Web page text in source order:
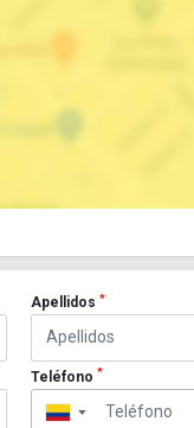
Apellidos *
Teléfono *
▼